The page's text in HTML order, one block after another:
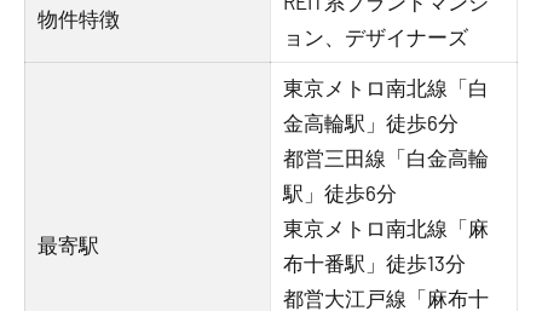
物件特徴
ョン、デザイナーズ
最寄駅
東京メトロ南北線「白
金高輪駅」徒歩6分
都営三田線「白金高輪
駅」徒歩6分
東京メトロ南北線「麻
布十番駅」徒歩13分
都営大江戸線「麻布十